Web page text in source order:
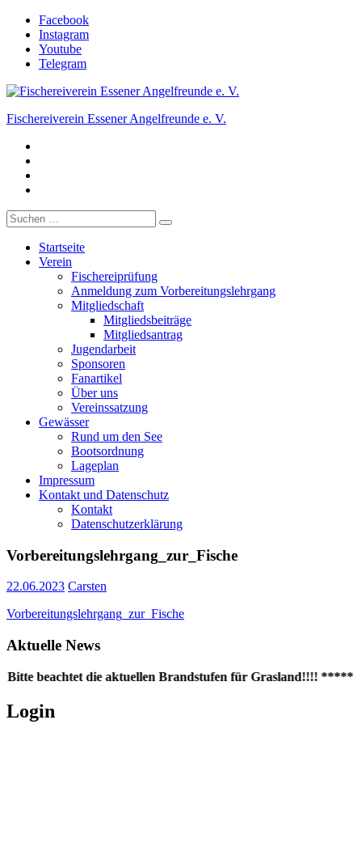
Zum
Inhalt
springen
Facebook
Instagram
Youtube
Telegram
Fischereiverein Essener Angelfreunde e. V.
Der Angelverein in Essen.
Suche
nach:
Startseite
Verein
Fischereiprüfung
Anmeldung zum Vorbereitungslehrgang
Mitgliedschaft
Mitgliedsbeiträge
Mitgliedsantrag
Jugendarbeit
Sponsoren
Fanartikel
Über uns
Vereinssatzung
Gewässer
Rund um den See
Bootsordnung
Lageplan
Impressum
Kontakt und Datenschutz
Kontakt
Datenschutzerklärung
Vorbereitungslehrgang_zur_Fische
22.06.2023 Carsten
Vorbereitungslehrgang_zur_Fische
Aktuelle News
beachtet die aktuellen Brandstufen für Grasland!!!! *****
Login